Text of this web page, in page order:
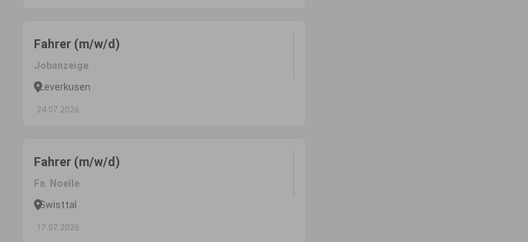
Fahrer (m/w/d)
Jobanzeige
Leverkusen
24.07.2026
Fahrer (m/w/d)
Fa. Noelle
Swisttal
17.07.2026